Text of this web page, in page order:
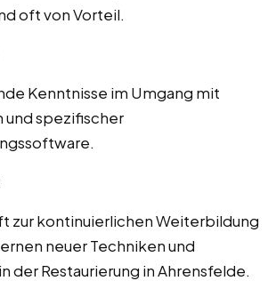
oft von Vorteil.
Kenntnisse im Umgang mit
spezifischer
zur kontinuierlichen Weiterbildung
neuer Techniken und
der Restaurierung in Ahrensfelde.